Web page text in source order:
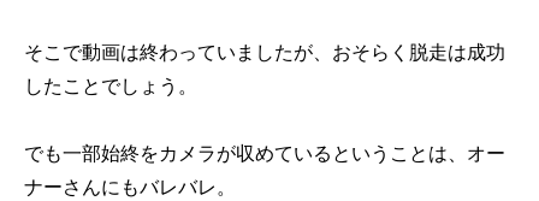
そこで動画は終わっていましたが、おそらく脱走は成功
したことでしょう。
でも一部始終をカメラが収めているということは、オー
ナーさんにもバレバレ。